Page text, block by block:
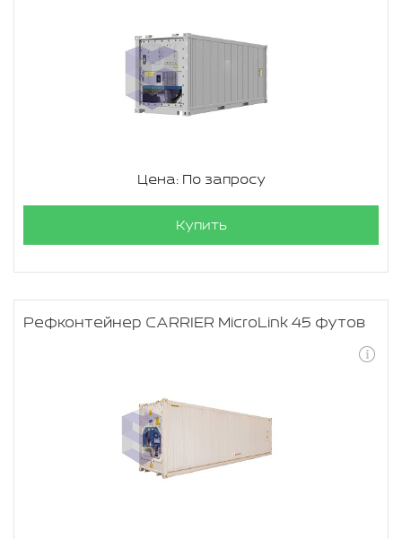
Цена: По запросу
Купить
Рефконтейнер CARRIER MicroLink 45 футов